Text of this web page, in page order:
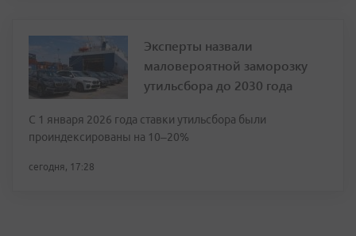
Эксперты назвали
маловероятной заморозку
утильсбора до 2030 года
С 1 января 2026 года ставки утильсбора были
проиндексированы на 10–20%
сегодня, 17:28